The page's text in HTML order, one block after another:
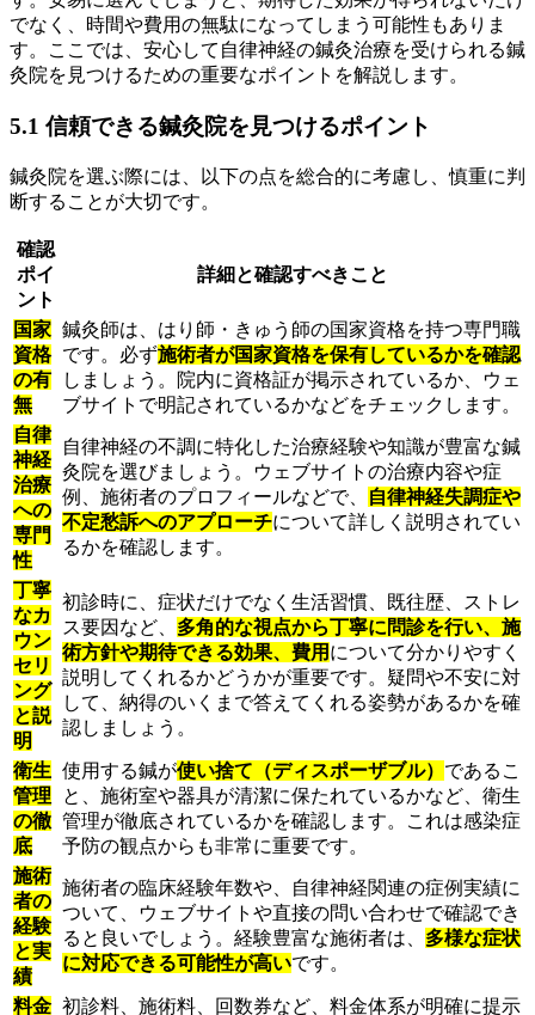
でなく、時間や費用の無駄になってしまう可能性もありま
す。ここでは、安心して自律神経の鍼灸治療を受けられる鍼
灸院を見つけるための重要なポイントを解説します。
5.1 信頼できる鍼灸院を見つけるポイント
鍼灸院を選ぶ際には、以下の点を総合的に考慮し、慎重に判
断することが大切です。
確認
ポイ
ント
詳細と確認すべきこと
国家
資格
の有
無
鍼灸師は、はり師・きゅう師の国家資格を持つ専門職
です。必ず施術者が国家資格を保有しているかを確認
しましょう。院内に資格証が掲示されているか、ウェ
ブサイトで明記されているかなどをチェックします。
自律
神経
治療
への
専門
性
自律神経の不調に特化した治療経験や知識が豊富な鍼
灸院を選びましょう。ウェブサイトの治療内容や症
例、施術者のプロフィールなどで、
自律神経失調症や
不定愁訴へのアプローチについて詳しく説明されてい
るかを確認します。
丁寧
なカ
ウン
セリ
ング
と説
明
初診時に、症状だけでなく生活習慣、既往歴、ストレ
ス要因など、 多角的な視点から丁寧に問診を行い、施
術方針や期待できる効果、費用 について分かりやすく
説明してくれるかどうかが重要です。疑問や不安に対
して、納得のいくまで答えてくれる姿勢があるかを確
認しましょう。
衛生
管理
の徹
底
使用する鍼が使い捨て（ディスポーザブル） であるこ
と、施術室や器具が清潔に保たれているかなど、衛生
管理が徹底されているかを確認します。これは感染症
予防の観点からも非常に重要です。
施術
者の
経験
と実
績
施術者の臨床経験年数や、自律神経関連の症例実績に
ついて、ウェブサイトや直接の問い合わせで確認でき
ると良いでしょう。経験豊富な施術者は、 多様な症状
に対応できる可能性が高いです。
料金 初診料、施術料、回数券など、料金体系が明確に提示